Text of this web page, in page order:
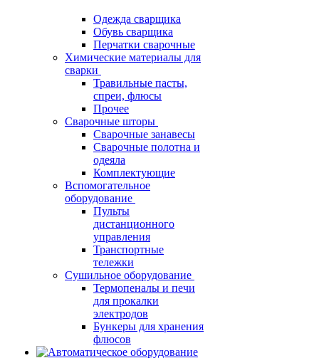
Одежда сварщика
Обувь сварщика
Перчатки сварочные
Химические материалы для
сварки
Травильные пасты,
спреи, флюсы
Прочее
Сварочные шторы
Сварочные занавесы
Сварочные полотна и
одеяла
Комплектующие
Вспомогательное
оборудование
Пульты
дистанционного
управления
Транспортные
тележки
Сушильное оборудование
Термопеналы и печи
для прокалки
электродов
Бункеры для хранения
флюсов